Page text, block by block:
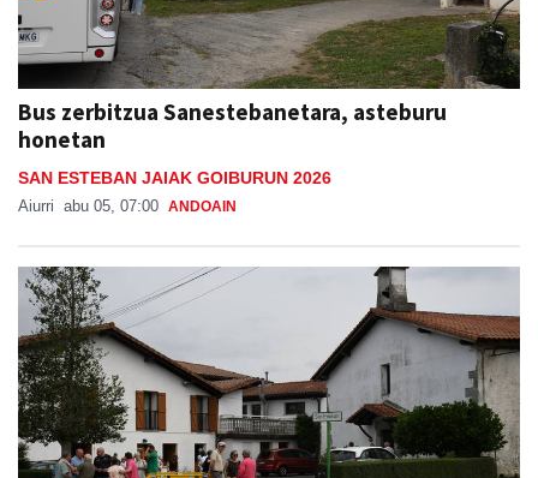
Bus zerbitzua Sanestebanetara, asteburu
honetan
SAN ESTEBAN JAIAK GOIBURUN 2026
Aiurri abu 05, 07:00 ANDOAIN